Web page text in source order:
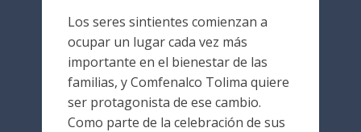
Los seres sintientes comienzan a
ocupar un lugar cada vez más
importante en el bienestar de las
familias, y Comfenalco Tolima quiere
ser protagonista de ese cambio.
Como parte de la celebración de sus